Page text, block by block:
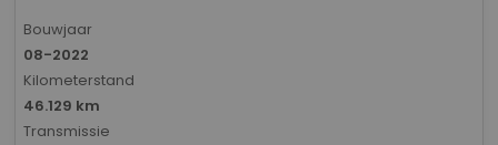
Bouwjaar
08-2022
Kilometerstand
46.129 km
Transmissie